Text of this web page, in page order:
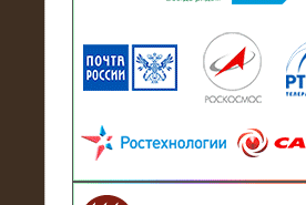
Активно-реактивные
модули 15 МВт (21,5 МВА)
конфедераций